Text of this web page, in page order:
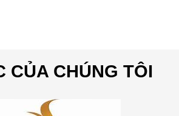
CỦA CHÚNG TÔI